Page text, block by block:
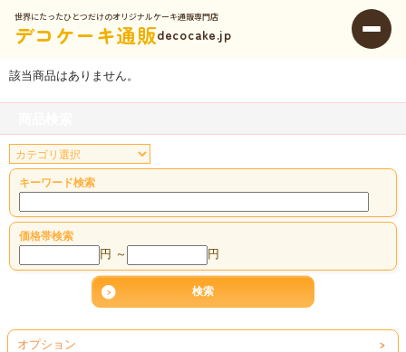
世界にたったひとつだけのオリジナルケーキ通販専門店
デコケーキ通販decocake.jp
該当商品はありません。
キーワード検索
価格帯検索
円 ～ 円
オプション